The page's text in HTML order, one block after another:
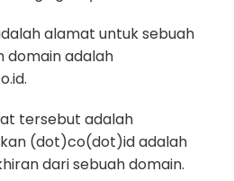
alamat untuk sebuah
domain adalah
tersebut adalah
(dot)co(dot)id adalah
dari sebuah domain.